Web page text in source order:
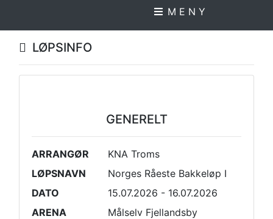
M E N Y
LØPSINFO
GENERELT
ARRANGØR
KNA Troms
LØPSNAVN
Norges Råeste Bakkeløp I
DATO
15.07.2026 - 16.07.2026
ARENA
Målselv Fjellandsby